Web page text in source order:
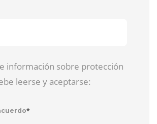
información sobre protección
leerse y aceptarse:
*